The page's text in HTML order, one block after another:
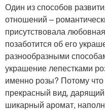
Один из способов
отношений –
присутствовала
позаботится об его
разнообразными
украшение лепестками
именно розы? Потому что
прекрасный вид,
шикарный аромат,